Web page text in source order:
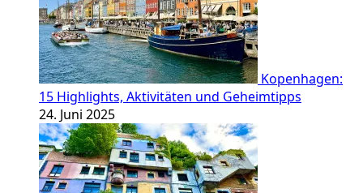
Kopenhagen:
15 Highlights, Aktivitäten und Geheimtipps
24. Juni 2025